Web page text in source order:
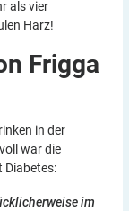
als vier
Harz!
Frigga
in der
war die
Diabetes:
im